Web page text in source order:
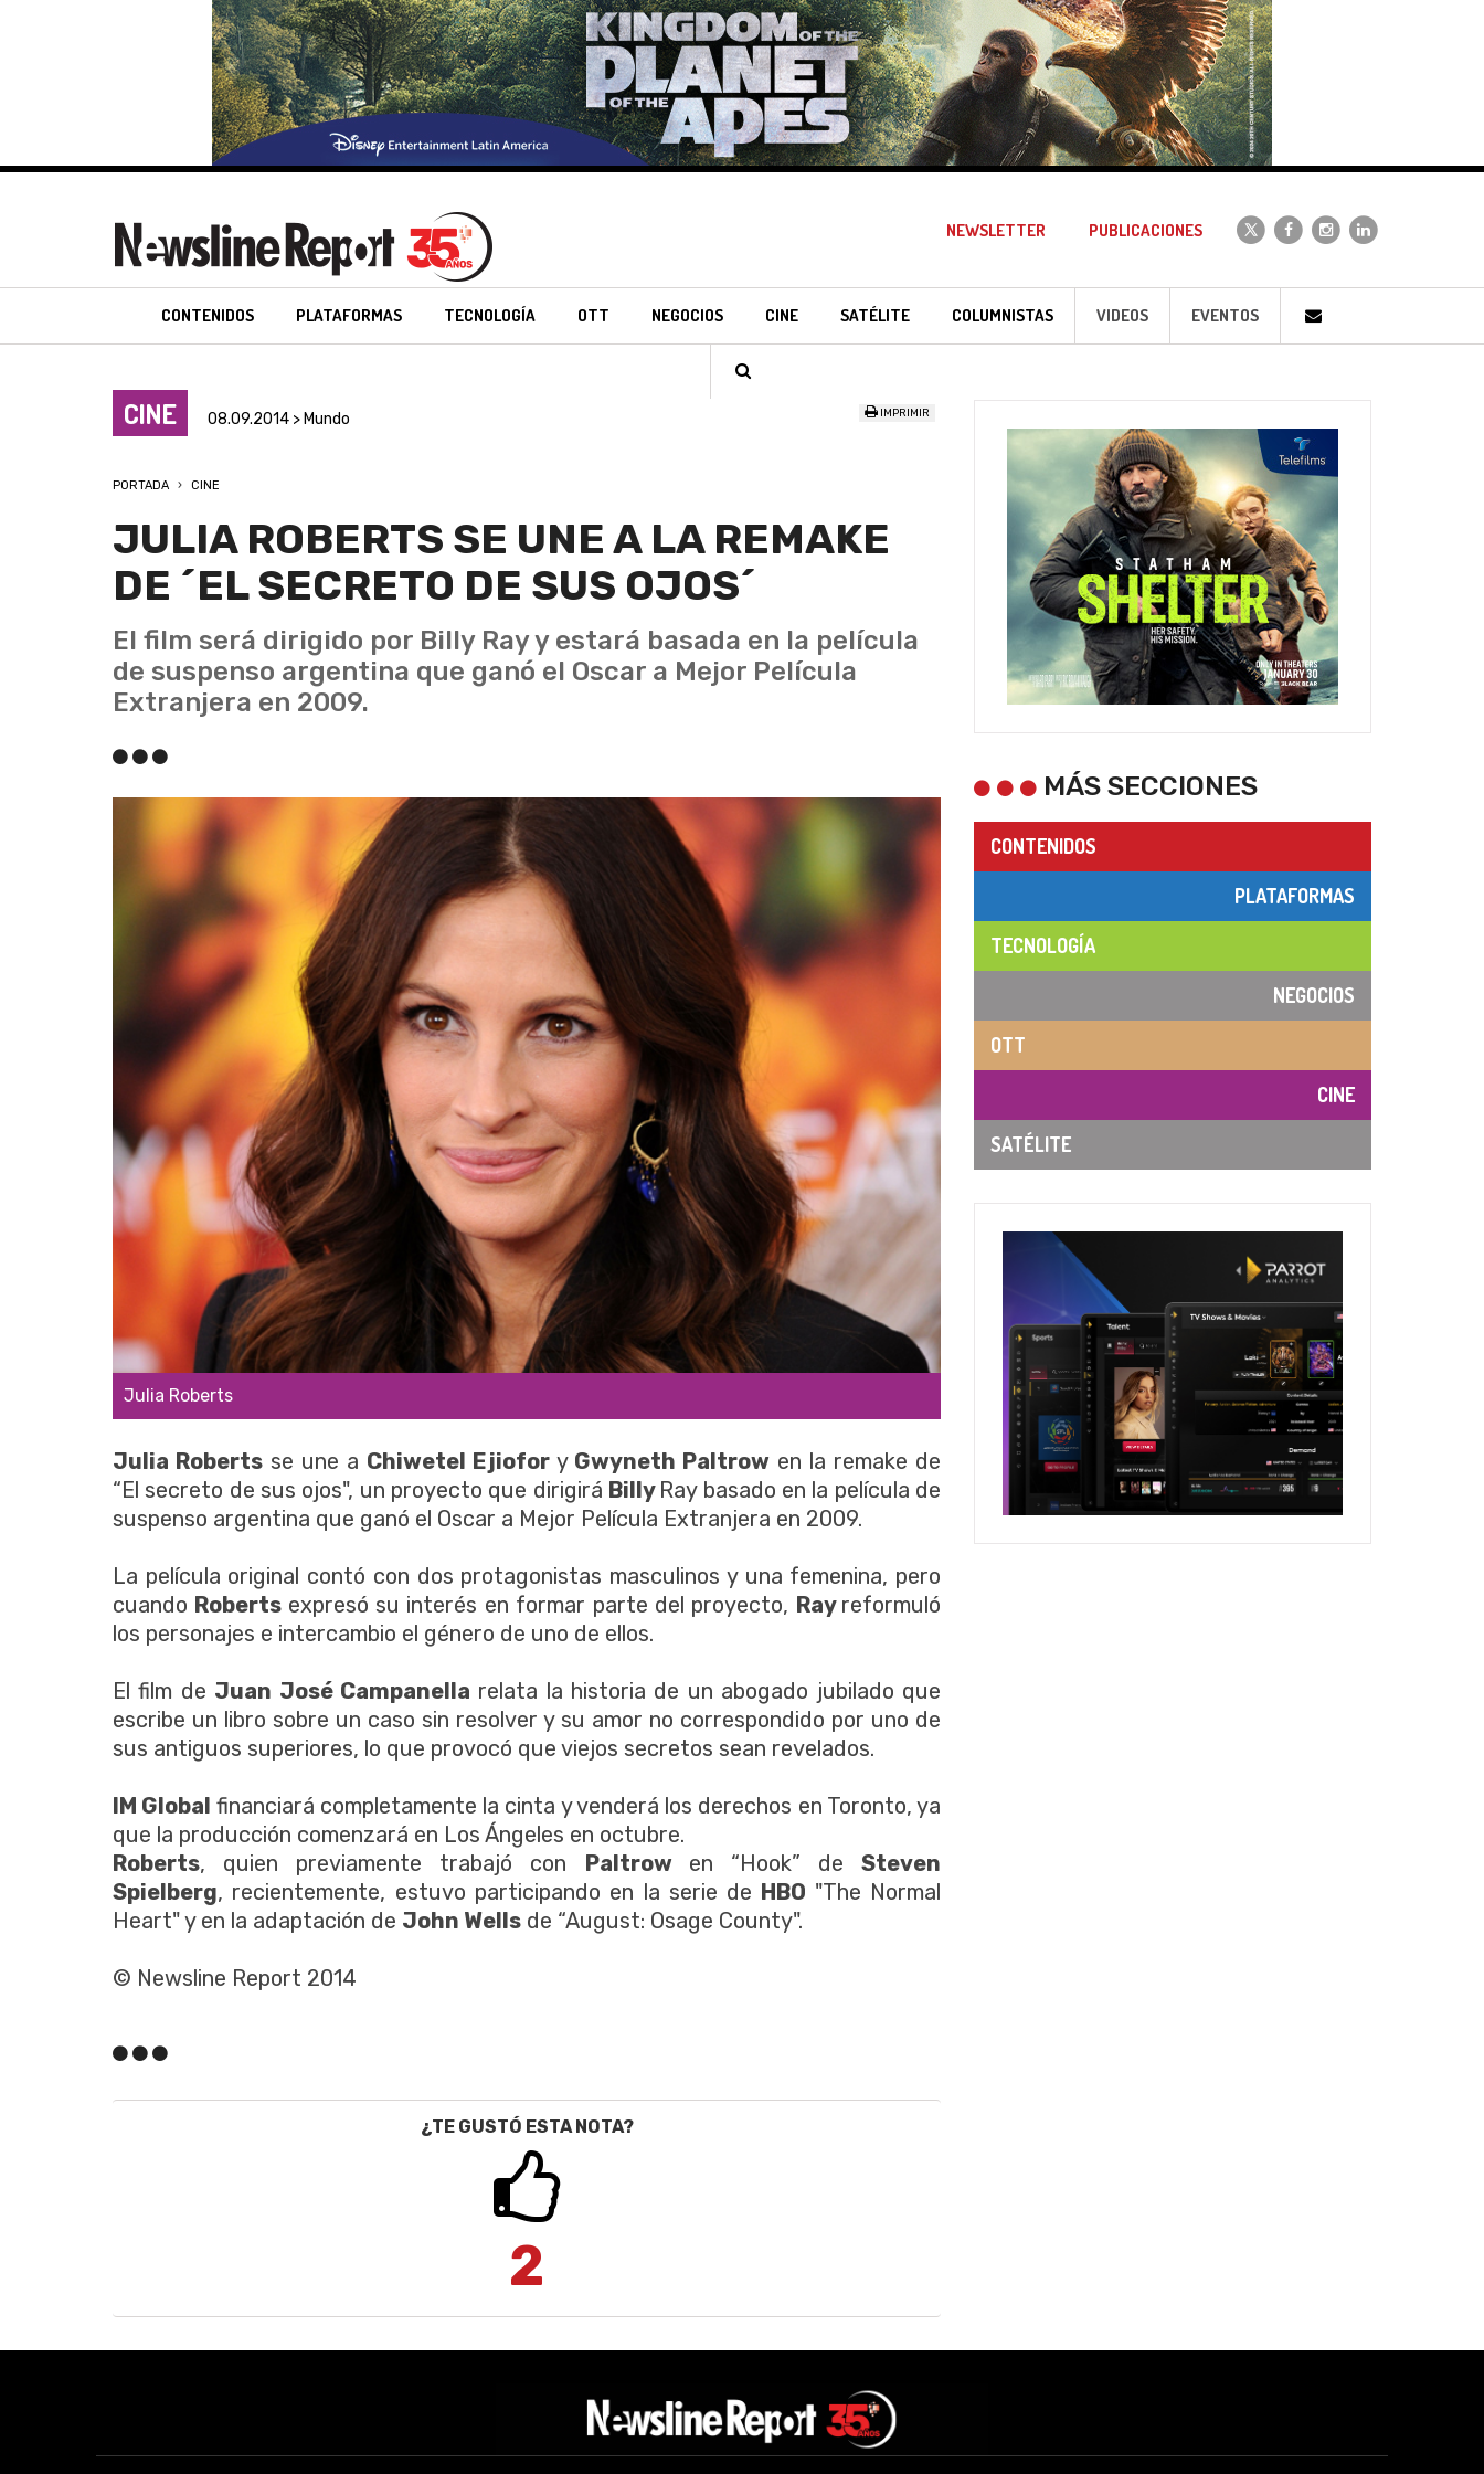
NEWSLETTER PUBLICACIONES
CONTENIDOS PLATAFORMAS TECNOLOGÍA OTT NEGOCIOS CINE SATÉLITE COLUMNISTAS VIDEOS EVENTOS
CINE 08.09.2014 > Mundo IMPRIMIR
PORTADA CINE
JULIA ROBERTS SE UNE A LA REMAKE
DE ´EL SECRETO DE SUS OJOS´
El film será dirigido por Billy Ray y estará basada en la película
de suspenso argentina que ganó el Oscar a Mejor Película
Extranjera en 2009.
Julia Roberts
Julia Robertsse une a Chiwetel Ejiofory Gwyneth Paltrow en la remake de
“El secreto de sus ojos", un proyecto que dirigirá Billy Ray basado en la película de
suspenso argentina que ganó el Oscar a Mejor Película Extranjera en 2009.
La película original contó con dos protagonistas masculinos y una femenina, pero
cuando Roberts expresó su interés en formar parte del proyecto, Ray reformuló
los personajes e intercambio el género de uno de ellos.
El film de Juan José Campanella relata la historia de un abogado jubilado que
escribe un libro sobre un caso sin resolver y su amor no correspondido por uno de
sus antiguos superiores, lo que provocó que viejos secretos sean revelados.
IM Global financiará completamente la cinta y venderá los derechos en Toronto, ya
que la producción comenzará en Los Ángeles en octubre.
Roberts, quien previamente trabajó con Paltrow en “Hook” deSteven
Spielberg, recientemente, estuvo participando en la serie de HBO "The Normal
Heart" y en la adaptación de John Wells de “August: Osage County".
© Newsline Report 2014
¿TE GUSTÓ ESTA NOTA?
2
MÁS SECCIONES
CONTENIDOS
PLATAFORMAS
TECNOLOGÍA
NEGOCIOS
OTT
CINE
SATÉLITE